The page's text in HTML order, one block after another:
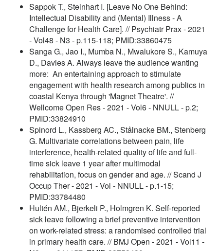
Sappok T., Steinhart I. [Leave No One Behind:
Intellectual Disability and (Mental) Illness - A
Challenge for Health Care]. // Psychiatr Prax - 2021
- Vol48 - N3 - p.115-118; PMID:33860475
Sanga G., Jao I., Mumba N., Mwalukore S., Kamuya
D., Davies A. Always leave the audience wanting
more: An entertaining approach to stimulate
engagement with health research among publics in
coastal Kenya through 'Magnet Theatre'. //
Wellcome Open Res - 2021 - Vol6 - NNULL - p.2;
PMID:33824910
Spinord L., Kassberg AC., Stålnacke BM., Stenberg
G. Multivariate correlations between pain, life
interference, health-related quality of life and full-
time sick leave 1 year after multimodal
rehabilitation, focus on gender and age. // Scand J
Occup Ther - 2021 - Vol - NNULL - p.1-15;
PMID:33784480
Hultén AM., Bjerkeli P., Holmgren K. Self-reported
sick leave following a brief preventive intervention
on work-related stress: a randomised controlled trial
in primary health care. // BMJ Open - 2021 - Vol11 -